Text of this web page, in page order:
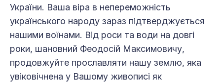
України. Ваша віра в непереможність
українського народу зараз підтверджується
нашими воїнами. Від роси та води на довгі
роки, шановний Феодосій Максимовичу,
продовжуйте прославляти нашу землю, яка
увіковічнена у Вашому живописі як